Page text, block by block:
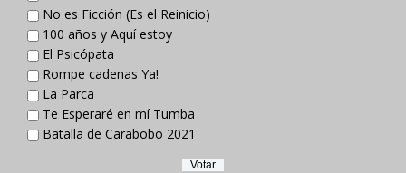
No es Ficción (Es el Reinicio)
100 años y Aquí estoy
El Psicópata
Rompe cadenas Ya!
La Parca
Te Esperaré en mí Tumba
Batalla de Carabobo 2021